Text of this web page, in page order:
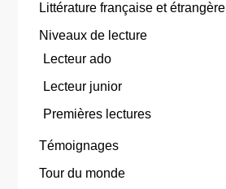
Littérature française et étrangère
Niveaux de lecture
Lecteur ado
Lecteur junior
Premières lectures
Témoignages
Tour du monde